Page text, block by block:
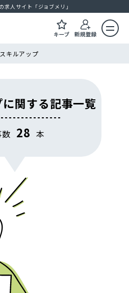
人サイト「ジョブメリ」
スキルアップ
関する記事一覧
28 本